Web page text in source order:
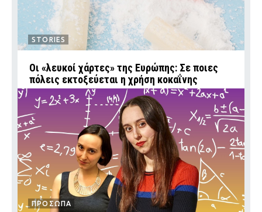
STORIES
Οι «λευκοί χάρτες» της Ευρώπης: Σε ποιες
πόλεις εκτοξεύεται η χρήση κοκαΐνης
ΠΡΟΣΩΠΑ